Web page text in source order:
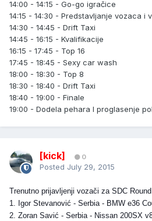
14:00 - 14:15 - Go-go igračice
14:15 - 14:30 - Predstavljanje vozaca i
14:30 - 14:45 - Drift Taxi
14:45 - 16:15 - Kvalifikacije
16:15 - 17:45 - Top 16
17:45 - 18:45 - Sexy car wash
18:00 - 18:30 - Top 8
18:30 - 18:40 - Drift Taxi
18:40 - 19:00 - Finale
19:00 - Dodela pehara I proglasenje
[kick] 0
Posted July 29, 2015
Trenutno prijavljenji vozači za SDC
1. Igor Stevanović - Serbia - BMW e36
2. Zoran Savić - Serbia - Nissan 200SX